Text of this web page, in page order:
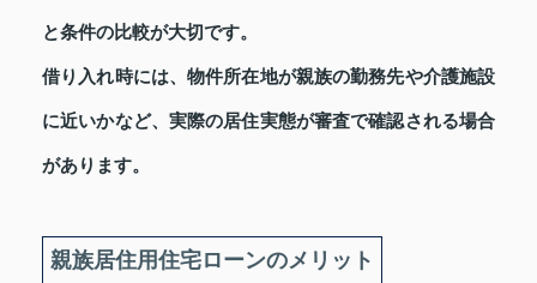
と条件の比較が大切です。
借り入れ時には、物件所在地が親族の勤務先や介護施設
に近いかなど、実際の居住実態が審査で確認される場合
があります。
親族居住用住宅ローンのメリット